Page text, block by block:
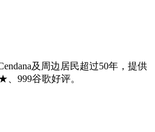
及周边居民超过50年，提供
999谷歌好评。